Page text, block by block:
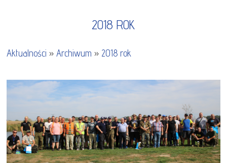
2018 ROK
Aktualności »Archiwum » 2018 rok